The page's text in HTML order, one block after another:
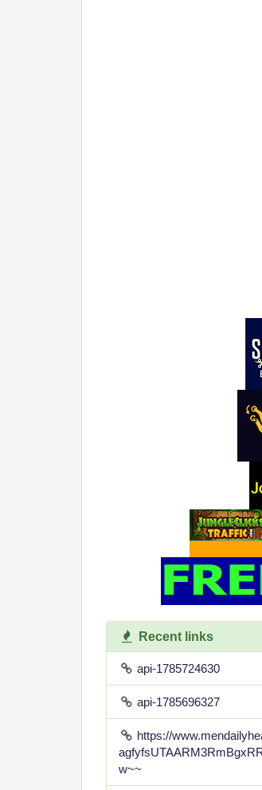
Recent links
api-1785724630
api-1785696327
https://
w~~